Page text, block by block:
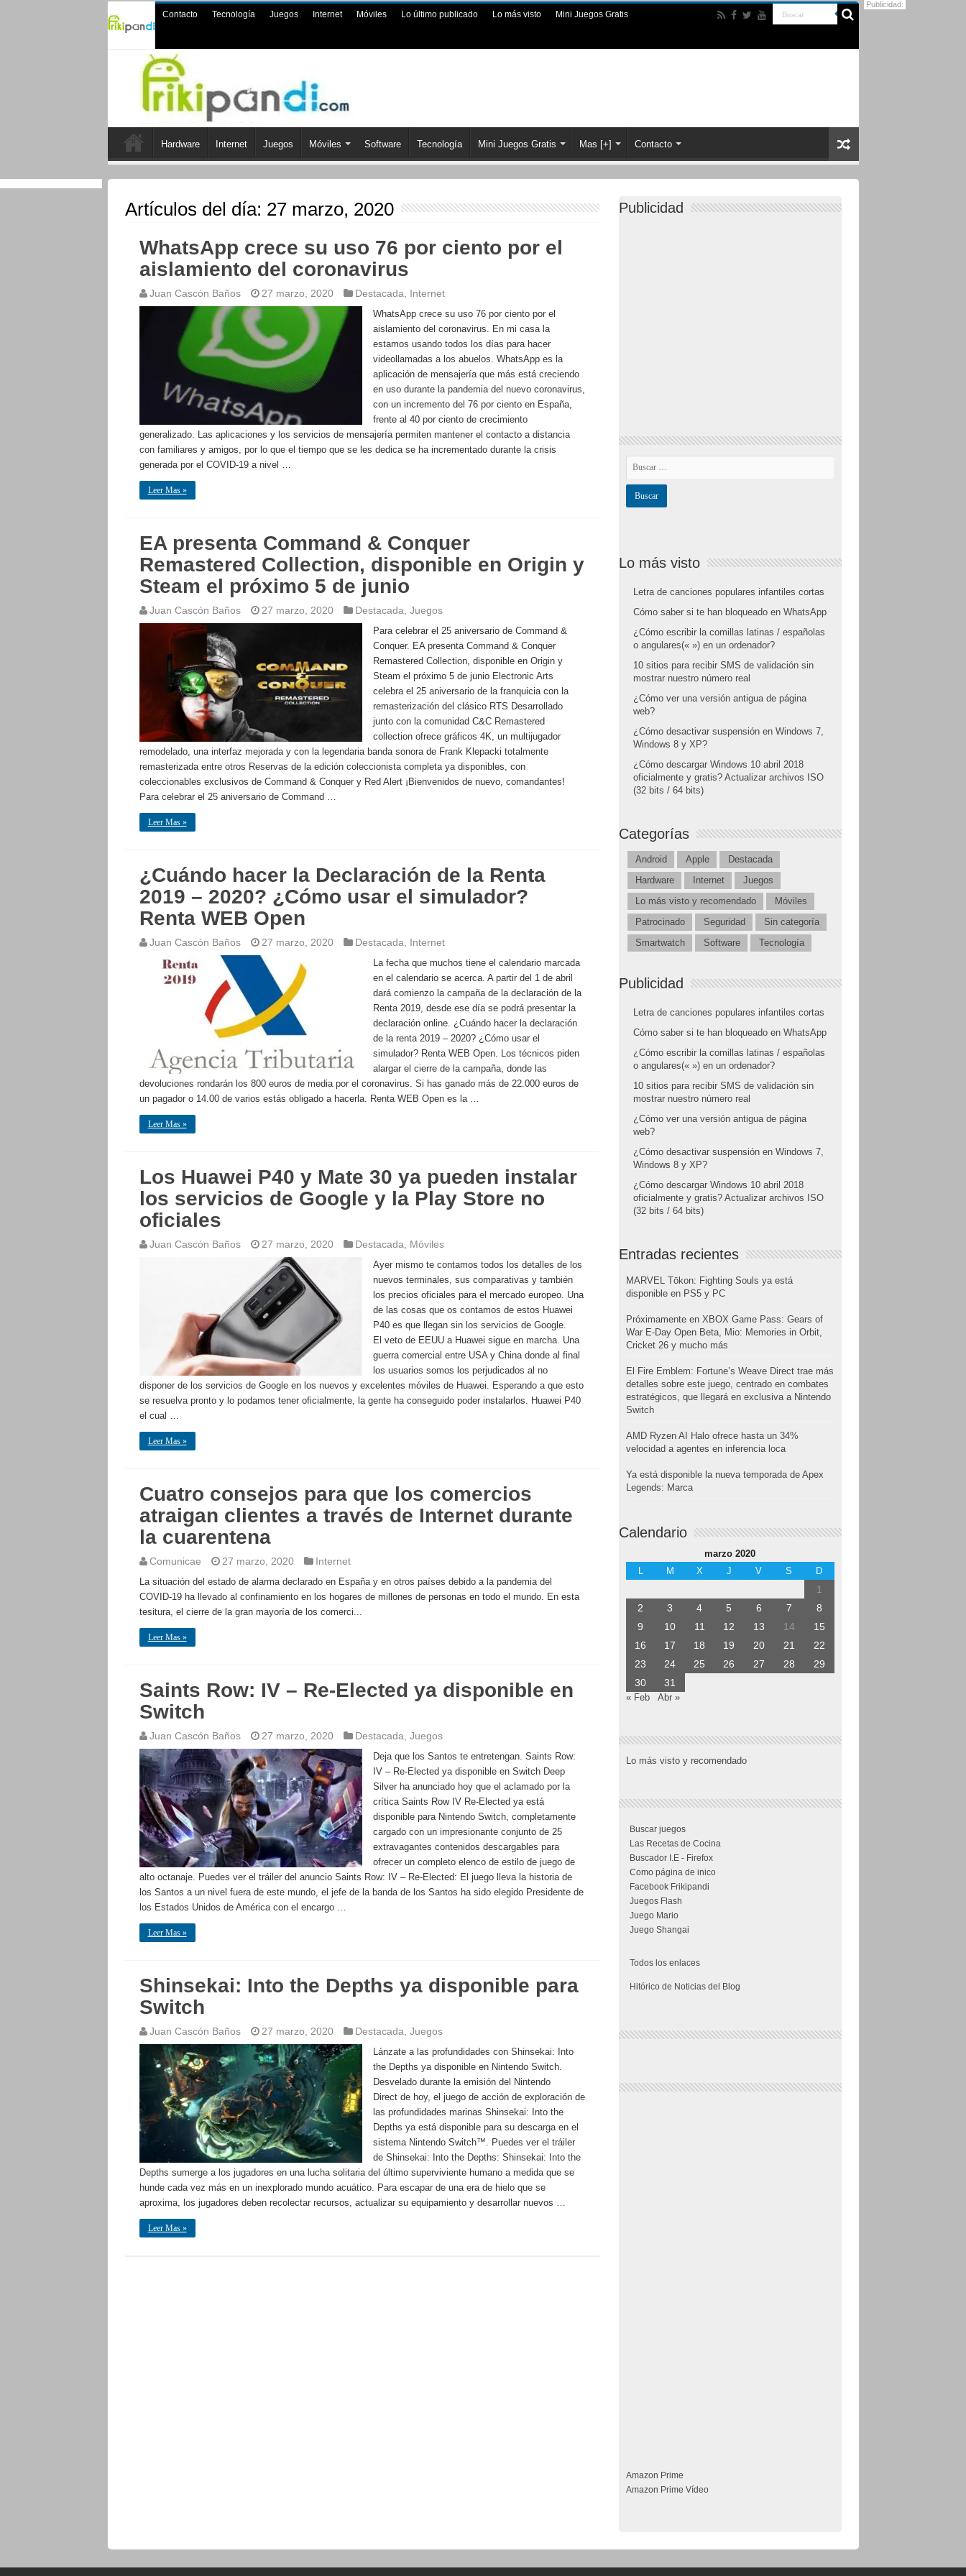
Contacto Tecnología Juegos Internet Móviles Lo último publicado Lo más visto Mini Juegos Gratis
Hardware Internet Juegos Móviles Software Tecnología Mini Juegos Gratis Mas [+] Contacto
Artículos del día: 27 marzo, 2020
WhatsApp crece su uso 76 por ciento por el
aislamiento del coronavirus
Juan Cascón Baños 27 marzo, 2020 Destacada Internet
WhatsApp crece su uso 76 por ciento por el
aislamiento del coronavirus. En mi casa la
estamos usando todos los días para hacer
videollamadas a los abuelos. WhatsApp es la
aplicación de mensajería que más está creciendo
en uso durante la pandemia del nuevo coronavirus,
con un incremento del 76 por ciento en España,
frente al 40 por ciento de crecimiento
generalizado. Las aplicaciones y los servicios de mensajería permiten mantener el contacto a distancia
con familiares y amigos, por lo que el tiempo que se les dedica se ha incrementado durante la crisis
generada por el COVID-19 a nivel …
Leer Mas »
EA presenta Command & Conquer
Remastered Collection, disponible en Origin y
Steam el próximo 5 de junio
Juan Cascón Baños 27 marzo, 2020 Destacada Juegos
Para celebrar el 25 aniversario de Command &
Conquer. EA presenta Command & Conquer
Remastered Collection, disponible en Origin y
Steam el próximo 5 de junio Electronic Arts
celebra el 25 aniversario de la franquicia con la
remasterización del clásico RTS Desarrollado
junto con la comunidad C&C Remastered
collection ofrece gráficos 4K, un multijugador
remodelado, una interfaz mejorada y con la legendaria banda sonora de Frank Klepacki totalmente
remasterizada entre otros Reservas de la edición coleccionista completa ya disponibles, con
coleccionables exclusivos de Command & Conquer y Red Alert ¡Bienvenidos de nuevo, comandantes!
Para celebrar el 25 aniversario de Command …
Leer Mas »
¿Cuándo hacer la Declaración de la Renta
2019 – 2020? ¿Cómo usar el simulador?
Renta WEB Open
Juan Cascón Baños 27 marzo, 2020 Destacada Internet
La fecha que muchos tiene el calendario marcada
en el calendario se acerca. A partir del 1 de abril
dará comienzo la campaña de la declaración de la
Renta 2019, desde ese día se podrá presentar la
declaración online. ¿Cuándo hacer la declaración
de la renta 2019 – 2020? ¿Cómo usar el
simulador? Renta WEB Open. Los técnicos piden
alargar el cierre de la campaña, donde las
devoluciones rondarán los 800 euros de media por el coronavirus. Si has ganado más de 22.000 euros de
un pagador o 14.00 de varios estás obligado a hacerla. Renta WEB Open es la …
Leer Mas »
Los Huawei P40 y Mate 30 ya pueden instalar
los servicios de Google y la Play Store no
oficiales
Juan Cascón Baños 27 marzo, 2020 Destacada Móviles
Ayer mismo te contamos todos los detalles de los
nuevos terminales, sus comparativas y también
los precios oficiales para el mercado europeo. Una
de las cosas que os contamos de estos Huawei
P40 es que llegan sin los servicios de Google.
El veto de EEUU a Huawei sigue en marcha. Una
guerra comercial entre USA y China donde al final
los usuarios somos los perjudicados al no
disponer de los servicios de Google en los nuevos y excelentes móviles de Huawei. Esperando a que esto
se resuelva pronto y lo podamos tener oficialmente, la gente ha conseguido poder instalarlos. Huawei P40
el cual …
Leer Mas »
Cuatro consejos para que los comercios
atraigan clientes a través de Internet durante
la cuarentena
Comunicae 27 marzo, 2020 Internet
La situación del estado de alarma declarado en España y en otros países debido a la pandemia del
COVID-19 ha llevado al confinamiento en los hogares de millones de personas en todo el mundo. En esta
tesitura, el cierre de la gran mayoría de los comerci...
Leer Mas »
Saints Row: IV – Re-Elected ya disponible en
Switch
Juan Cascón Baños 27 marzo, 2020 Destacada Juegos
Deja que los Santos te entretengan. Saints Row:
IV – Re-Elected ya disponible en Switch Deep
Silver ha anunciado hoy que el aclamado por la
crítica Saints Row IV Re-Elected ya está
disponible para Nintendo Switch, completamente
cargado con un impresionante conjunto de 25
extravagantes contenidos descargables para
ofrecer un completo elenco de estilo de juego de
alto octanaje. Puedes ver el tráiler del anuncio Saints Row: IV – Re-Elected: El juego lleva la historia de
los Santos a un nivel fuera de este mundo, el jefe de la banda de los Santos ha sido elegido Presidente de
los Estados Unidos de América con el encargo …
Leer Mas »
Shinsekai: Into the Depths ya disponible para
Switch
Juan Cascón Baños 27 marzo, 2020 Destacada Juegos
Lánzate a las profundidades con Shinsekai: Into
the Depths ya disponible en Nintendo Switch.
Desvelado durante la emisión del Nintendo
Direct de hoy, el juego de acción de exploración de
las profundidades marinas Shinsekai: Into the
Depths ya está disponible para su descarga en el
sistema Nintendo Switch™. Puedes ver el tráiler
de Shinsekai: Into the Depths: Shinsekai: Into the
Depths sumerge a los jugadores en una lucha solitaria del último superviviente humano a medida que se
hunde cada vez más en un inexplorado mundo acuático. Para escapar de una era de hielo que se
aproxima, los jugadores deben recolectar recursos, actualizar su equipamiento y desarrollar nuevos …
Leer Mas »
Publicidad
Lo más visto
Letra de canciones populares infantiles cortas
Cómo saber si te han bloqueado en WhatsApp
¿Cómo escribir la comillas latinas / españolas
o angulares(« ») en un ordenador?
10 sitios para recibir SMS de validación sin
mostrar nuestro número real
¿Cómo ver una versión antigua de página
web?
¿Cómo desactivar suspensión en Windows 7,
Windows 8 y XP?
¿Cómo descargar Windows 10 abril 2018
oficialmente y gratis? Actualizar archivos ISO
(32 bits / 64 bits)
Categorías
Android Apple
Destacada
Hardware
Internet
Juegos
Lo más visto y recomendado
Móviles
Patrocinado
Seguridad
Sin categoría
Smartwatch
Software Tecnología
Publicidad
Letra de canciones populares infantiles cortas
Cómo saber si te han bloqueado en WhatsApp
¿Cómo escribir la comillas latinas / españolas
o angulares(« ») en un ordenador?
10 sitios para recibir SMS de validación sin
mostrar nuestro número real
¿Cómo ver una versión antigua de página
web?
¿Cómo desactivar suspensión en Windows 7,
Windows 8 y XP?
¿Cómo descargar Windows 10 abril 2018
oficialmente y gratis? Actualizar archivos ISO
(32 bits / 64 bits)
Entradas recientes
MARVEL Tōkon: Fighting Souls ya está
disponible en PS5 y PC
Próximamente en XBOX Game Pass: Gears of
War E-Day Open Beta, Mio: Memories in Orbit,
Cricket 26 y mucho más
El Fire Emblem: Fortune’s Weave Direct trae más
detalles sobre este juego, centrado en combates
estratégicos, que llegará en exclusiva a Nintendo
Switch
AMD Ryzen AI Halo ofrece hasta un 34%
velocidad a agentes en inferencia loca
Ya está disponible la nueva temporada de Apex
Legends: Marca
Calendario
marzo 2020
L
M X J V S D
1
2
3 4 5 6 7
8
9
10 11 12 13 14
15
16
17 18 19 20 21
22
23
24 25 26 27 28
29
30
31
« Feb Abr »
Lo más visto y recomendado
Buscar juegos
Las Recetas de Cocina
Buscador I.E - Firefox
Como página de inico
Facebook Frikipandi
Juegos Flash
Juego Mario
Juego Shangai
Todos los enlaces
Hitórico de Noticias del Blog
Publicidad:
Amazon Prime
Amazon Prime Vídeo